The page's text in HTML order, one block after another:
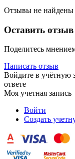
Отзывы не найдены
Оставить отзыв
Поделитесь
Написать отзыв
Войдите в учётную
ответе
Моя учетная запись
Войти
Создать